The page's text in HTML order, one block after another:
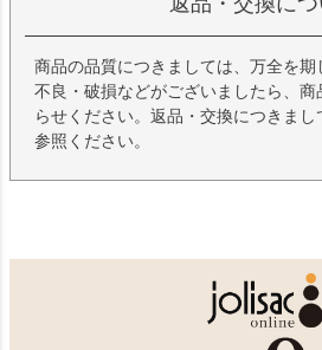
商品の品質につきましては、万全を
不良・破損などがございましたら、
らせください。返品・交換につきま
参照ください。